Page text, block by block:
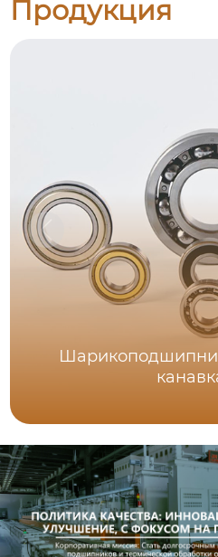
Продукция